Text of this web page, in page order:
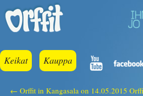
Keikat Kauppa
← Orffit in Kangasala on 14.05.2015